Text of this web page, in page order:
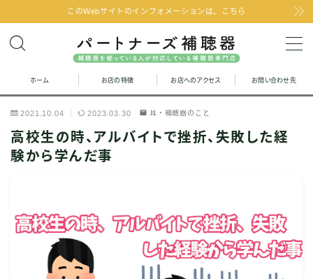
このWebサイトのインフォメーションは、こちら
MENU
お問い合わせ
お店の特徴
聞こえの改善と補聴器のFAQ
お客様の声
ホーム お店の特徴 お店へのアクセス お問い合わせ先
2021.10.04 2023.03.30 耳・補聴器のこと
高校生の時、アルバイトで挫折、失敗した経
験から学んだ事